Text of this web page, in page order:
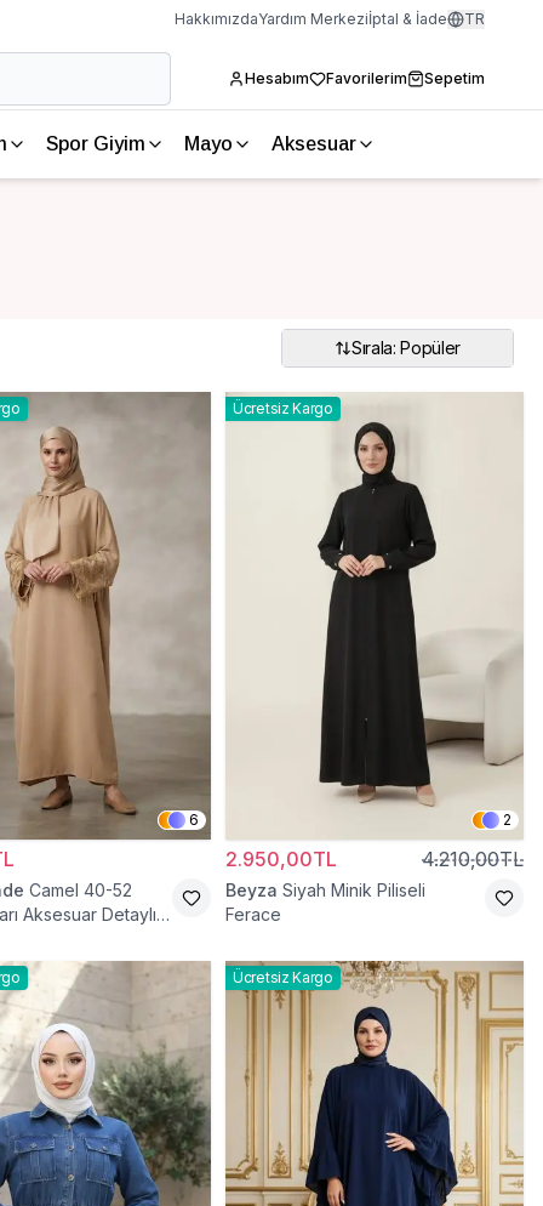
HakkımızdaYardım Merkeziİptal & İade TR
Hesabım Favorilerim Sepetim
Spor Giyim Mayo Aksesuar
Sırala: Popüler
6
Camel 40-52
Aksesuar Detaylı
Ücretsiz Kargo
2
2.950,00TL 4.210,00TL
Beyza Siyah Minik Piliseli
Ferace
Ücretsiz Kargo